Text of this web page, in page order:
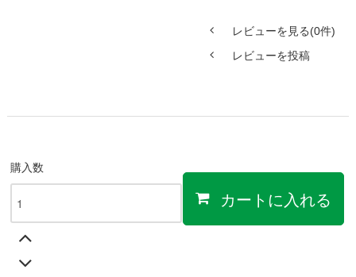
レビューを見る(0件)
レビューを投稿
購入数
カートに入れる